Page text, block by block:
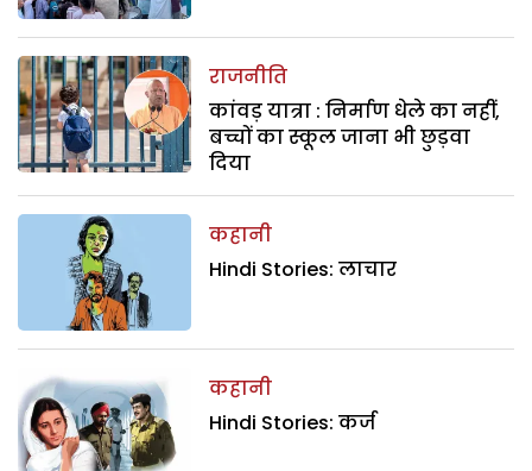
राजनीति
कांवड़ यात्रा : निर्माण धेले का नहीं,
बच्चों का स्कूल जाना भी छुड़वा
दिया
कहानी
Hindi Stories: लाचार
कहानी
Hindi Stories: कर्ज